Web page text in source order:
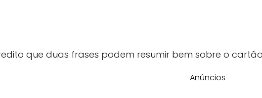
que duas frases podem resumir bem sobre o
Anúncios